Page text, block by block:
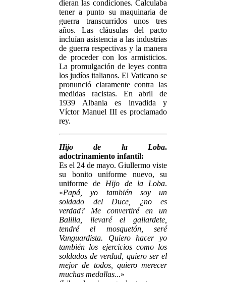
dieran las condiciones. Calculaba
tener a punto su maquinaria de
guerra transcurridos unos tres
años. Las cláusulas del pacto
incluían asistencia a las industrias
de guerra respectivas y la manera
de proceder con los armisticios.
La promulgación de leyes contra
los judíos italianos. El Vaticano se
pronunció claramente contra las
medidas racistas. En abril de
1939 Albania es invadida y
Víctor Manuel III es proclamado
rey.
Hijo de la Loba.
adoctrinamiento infantil:
Es el 24 de mayo. Giullermo viste
su bonito uniforme nuevo, su
uniforme de Hijo de la Loba.
«Papá, yo también soy un
soldado del Duce, ¿no es
verdad? Me convertiré en un
Balilla, llevaré el gallardete,
tendré el mosquetón, seré
Vanguardista. Quiero hacer yo
también los ejercicios como los
soldados de verdad, quiero ser el
mejor de todos, quiero merecer
muchas medallas...»